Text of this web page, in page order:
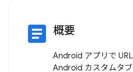
article 概要
Android アプリで
Android カスタムタ